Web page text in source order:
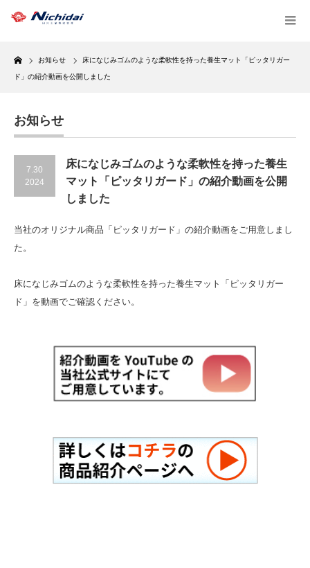
Home
お知らせ 床になじみゴムのような柔軟性を持った養生マット「ピッタリガー
ド」の紹介動画を公開しました
お知らせ
7.30
2024
床になじみゴムのような柔軟性を持った養生
マット「ピッタリガード」の紹介動画を公開
しました
当社のオリジナル商品「ピッタリガード」の紹介動画をご用意しまし
た。
床になじみゴムのような柔軟性を持った養生マット「ピッタリガー
ド」を動画でご確認ください。